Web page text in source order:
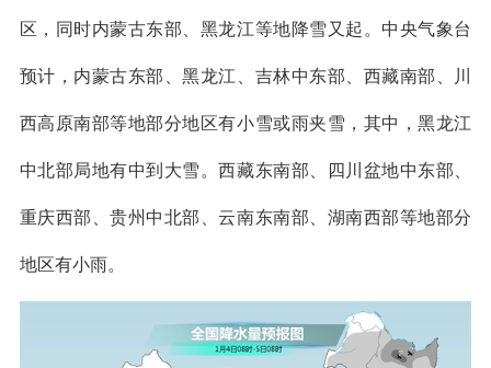
区，同时内蒙古东部、黑龙江等地降雪又起。中央气象台
预计，内蒙古东部、黑龙江、吉林中东部、西藏南部、川
西高原南部等地部分地区有小雪或雨夹雪，其中，黑龙江
中北部局地有中到大雪。西藏东南部、四川盆地中东部、
重庆西部、贵州中北部、云南东南部、湖南西部等地部分
地区有小雨。